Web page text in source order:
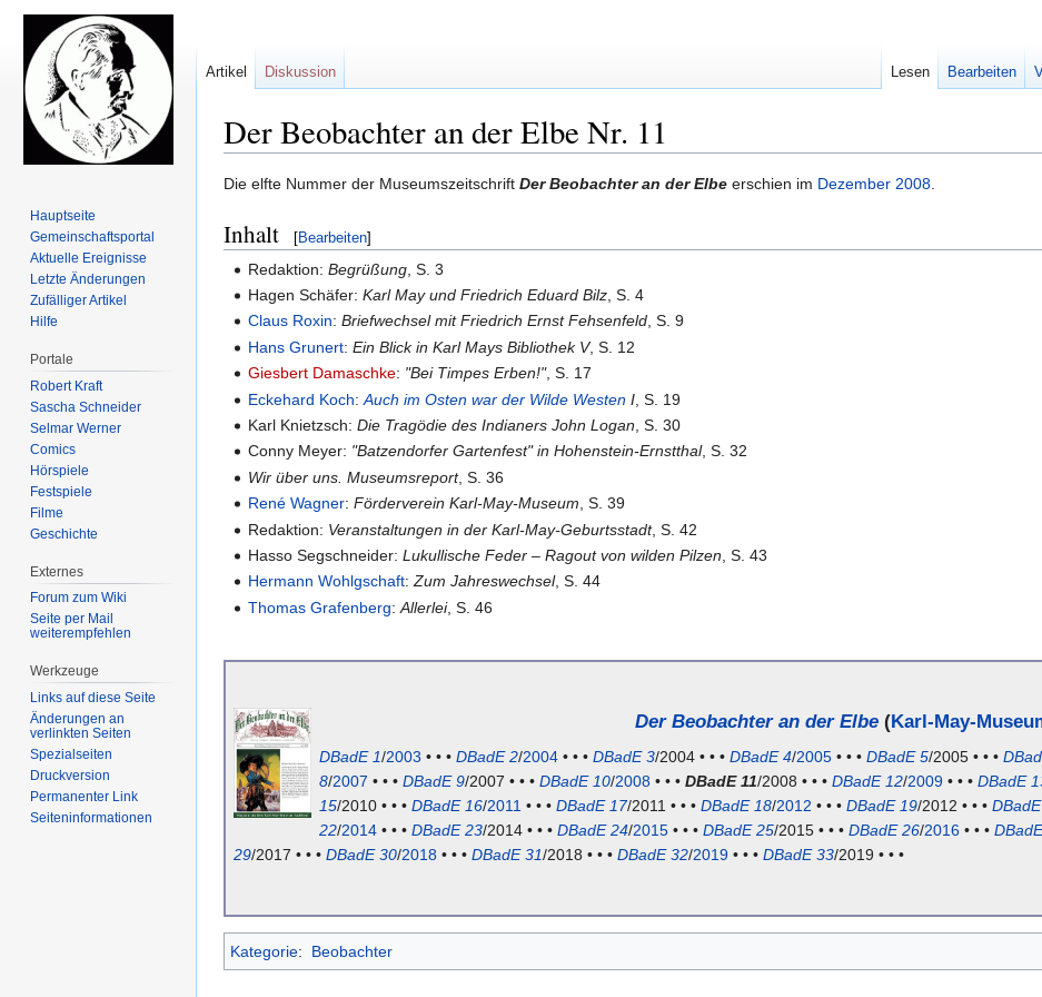
Der Beobachter an der Elbe Nr. 11
Zur
springen
Zur
springen
Die elfte Nummer der Museumszeitschrift Der Beobachter an der Elbe erschien im Dezember 2008.
Inhalt [Bearbeiten]
Redaktion:Begrüßung , S. 3
Hagen Schäfer:Karl May und Friedrich Eduard Bilz , S. 4
Claus Roxin:Briefwechsel mit Friedrich Ernst Fehsenfeld, S. 9
Hans Grunert:Ein Blick in Karl Mays Bibliothek V, S. 12
Giesbert Damaschke: "Bei Timpes Erben!", S. 17
Eckehard Koch:Auch im Osten war der Wilde Westen I , S. 19
Karl Knietzsch:Die Tragödie des Indianers John Logan , S. 30
Conny Meyer: "Batzendorfer Gartenfest" in Hohenstein-Ernstthal, S. 32
Wir über uns. Museumsreport, S. 36
René Wagner:Förderverein Karl-May-Museum, S. 39
Redaktion: Veranstaltungen in der Karl-May-Geburtsstadt, S. 42
Hasso Segschneider:Lukullische Feder – Ragout von wilden Pilzen , S. 43
Hermann Wohlgschaft:Zum Jahreswechsel, S. 44
Thomas Grafenberg:Allerlei, S. 46
Der Beobachter an der Elbe(Karl-May-
DBadE 1/2003 • • • DBadE 2/2004 • • • DBadE 3/2004 • • • DBadE 4/2005 • • • DBadE 5/2005 • • •
8/2007 • • • DBadE 9/2007 • • • DBadE 10/2008 • • • DBadE 11/2008 • • • DBadE 12/2009 • • • DBadE
15/2010 • • • DBadE 16/2011 • • • DBadE 17/2011 • • • DBadE 18/2012 • • • DBadE 19/2012 • • •
22/2014 • • • DBadE 23/2014 • • • DBadE 24/2015 • • • DBadE 25/2015 • • • DBadE 26/2016 • • •
29/2017 • • • DBadE 30/2018 • • • DBadE 31/2018 • • • DBadE 32/2019 • • • DBadE 33/2019 • • •
Kategorie: Beobachter
Artikel Diskussion Lesen Bearbeiten
Hauptseite
Gemeinschafts­portal
Aktuelle Ereignisse
Letzte Änderungen
Zufälliger Artikel
Hilfe
Portale
Robert Kraft
Sascha Schneider
Selmar Werner
Comics
Hörspiele
Festspiele
Filme
Geschichte
Externes
Forum zum Wiki
Seite per Mail
weiterempfehlen
Werkzeuge
Links auf diese Seite
Änderungen an
verlinkten Seiten
Spezialseiten
Druckversion
Permanenter Link
Seiten­informationen